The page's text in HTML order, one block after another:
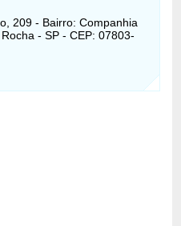
209 - Bairro: Companhia
- SP - CEP: 07803-